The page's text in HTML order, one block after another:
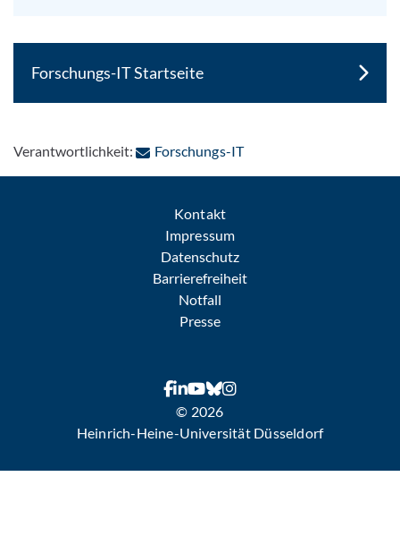
Forschungs-IT Startseite
Verantwortlichkeit: Forschungs-IT: Per E-Mail kontaktieren
Kontakt
Impressum
Datenschutz
Barrierefreiheit
Notfall
Presse
© 2026
Heinrich-Heine-Universität Düsseldorf